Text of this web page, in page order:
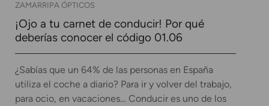
ZAMARRIPA ÓPTICOS
¡Ojo a tu carnet de conducir! Por qué
deberías conocer el código 01.06
¿Sabías que un 64% de las personas en España
utiliza el coche a diario? Para ir y volver del trabajo,
para ocio, en vacaciones… Conducir es uno de los